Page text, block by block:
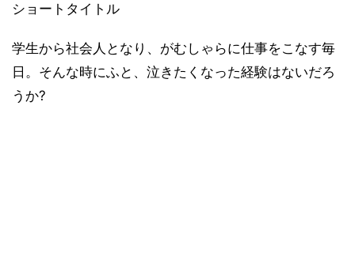
ショートタイトル
学生から社会人となり、がむしゃらに仕事をこなす毎
日。そんな時にふと、泣きたくなった経験はないだろ
うか?